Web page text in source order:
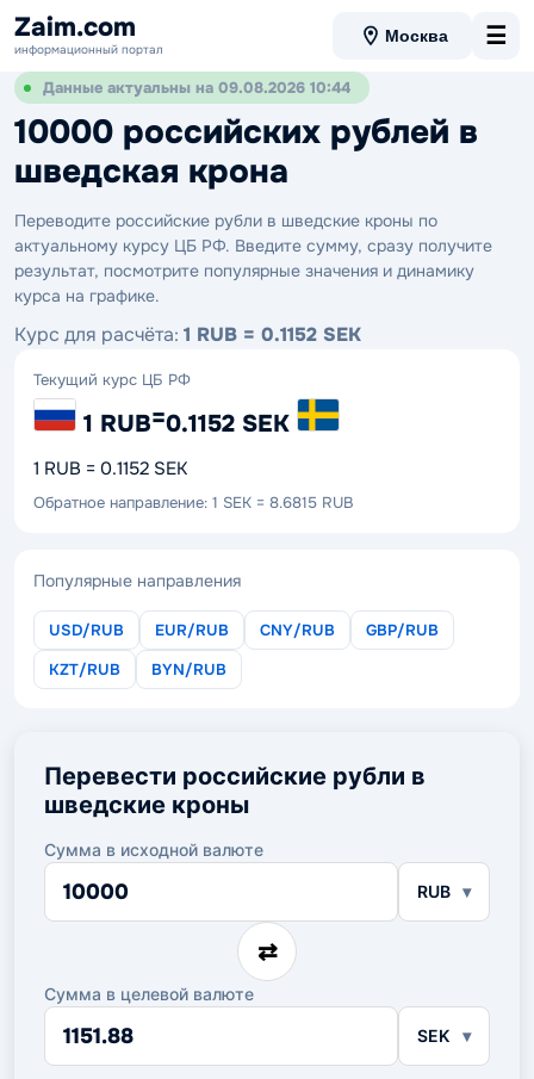
Zaim.com
информационный портал
Москва ☰
Данные актуальны на 09.08.2026 10:44
10000 российских рублей в
шведская крона
Переводите российские рубли в шведские кроны по
актуальному курсу ЦБ РФ. Введите сумму, сразу получите
результат, посмотрите популярные значения и динамику
курса на графике.
Курс для расчёта: 1 RUB = 0.1152 SEK
Текущий курс ЦБ РФ
1 RUB=0.1152 SEK
1 RUB = 0.1152 SEK
Обратное направление: 1 SEK = 8.6815 RUB
Популярные направления
USD/RUB EUR/RUB CNY/RUB
GBP/RUB
KZT/RUB
BYN/RUB
Перевести российские рубли в
шведские кроны
Сумма в исходной валюте
Сумма
исходной
RUB
⇄
Сумма в целевой валюте
Сумма
целевой
SEK